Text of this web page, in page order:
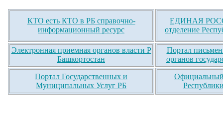
КТО есть КТО в РБ справочно-
информационный ресурс
ЕДИНАЯ
отделение
Электронная приемная органов власти Р
Башкортостан
Портал
органов
Портал Государственных и
Муниципальных Услуг РБ
Официальный